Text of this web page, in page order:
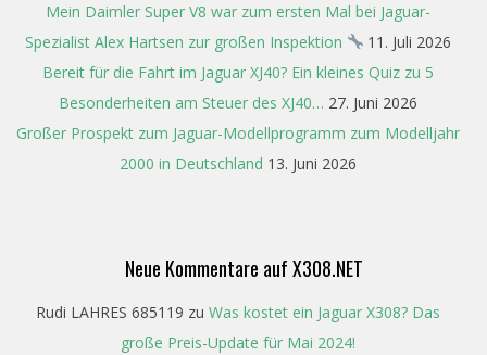
Mein Daimler Super V8 war zum ersten Mal bei Jaguar-
Spezialist Alex Hartsen zur großen Inspektion
11. Juli 2026
Bereit für die Fahrt im Jaguar XJ40? Ein kleines Quiz zu 5
Besonderheiten am Steuer des XJ40… 27. Juni 2026
Großer Prospekt zum Jaguar-Modellprogramm zum Modelljahr
2000 in Deutschland 13. Juni 2026
Neue Kommentare auf X308.NET
Rudi LAHRES 685119 zu Was kostet ein Jaguar X308? Das
große Preis-Update für Mai 2024!